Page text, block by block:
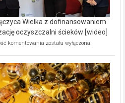
Wielka z dofinansowaniem
oczyszczalni ścieków [wideo]
komentowania Ekologiczne
Wręczyca
Wielka
z
dofinansowaniem
ponad
została wyłączona